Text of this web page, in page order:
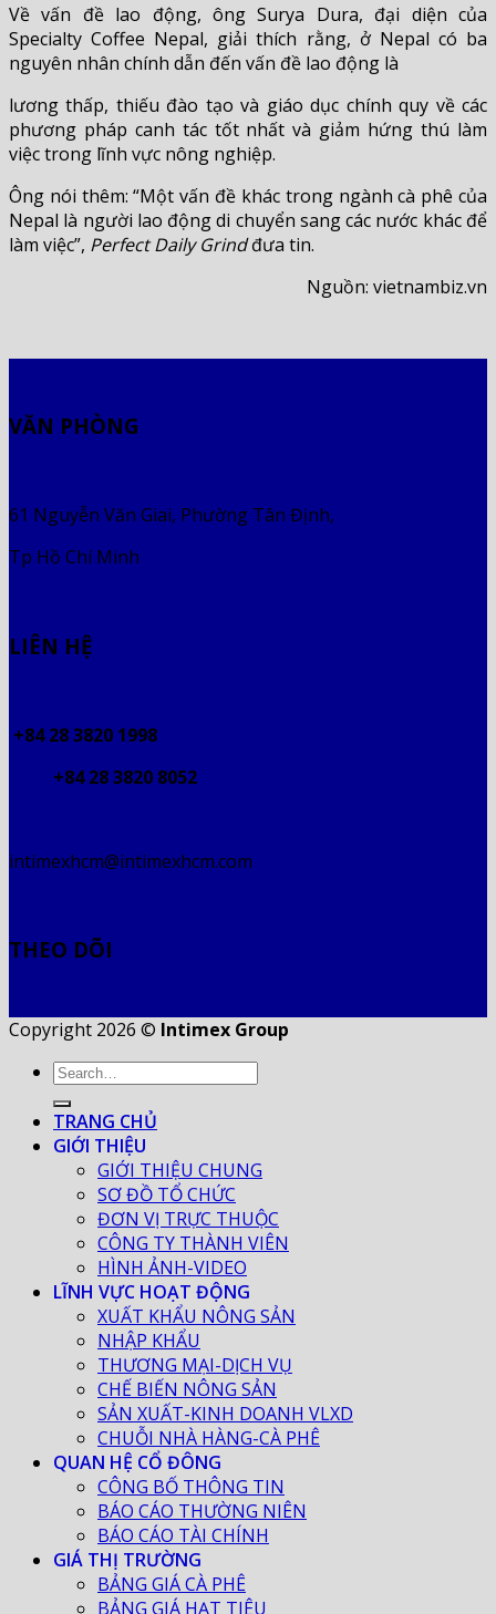
Về vấn đề lao động, ông Surya Dura, đại diện của
Specialty Coffee Nepal, giải thích rằng, ở Nepal có ba
nguyên nhân chính dẫn đến vấn đề lao động là
lương thấp, thiếu đào tạo và giáo dục chính quy về các
phương pháp canh tác tốt nhất và giảm hứng thú làm
việc trong lĩnh vực nông nghiệp.
Ông nói thêm: “Một vấn đề khác trong ngành cà phê của
Nepal là người lao động di chuyển sang các nước khác để
làm việc”, Perfect Daily Grindđưa tin.
Nguồn: vietnambiz.vn
VĂN PHÒNG
61 Nguyễn Văn Giai, Phường Tân Định,
Tp Hồ Chí Minh
LIÊN HỆ
+84 28 3820 1998
+84 28 3820 8052
intimexhcm@intimexhcm.com
THEO DÕI
Copyright 2026 © Intimex Group
TRANG CHỦ
GIỚI THIỆU
GIỚI THIỆU CHUNG
SƠ ĐỒ TỔ CHỨC
ĐƠN VỊ TRỰC THUỘC
CÔNG TY THÀNH VIÊN
HÌNH ẢNH-VIDEO
LĨNH VỰC HOẠT ĐỘNG
XUẤT KHẨU NÔNG SẢN
NHẬP KHẨU
THƯƠNG MẠI-DỊCH VỤ
CHẾ BIẾN NÔNG SẢN
SẢN XUẤT-KINH DOANH VLXD
CHUỖI NHÀ HÀNG-CÀ PHÊ
QUAN HỆ CỔ ĐÔNG
CÔNG BỐ THÔNG TIN
BÁO CÁO THƯỜNG NIÊN
BÁO CÁO TÀI CHÍNH
GIÁ THỊ TRƯỜNG
BẢNG GIÁ CÀ PHÊ
BẢNG GIÁ HẠT TIÊU